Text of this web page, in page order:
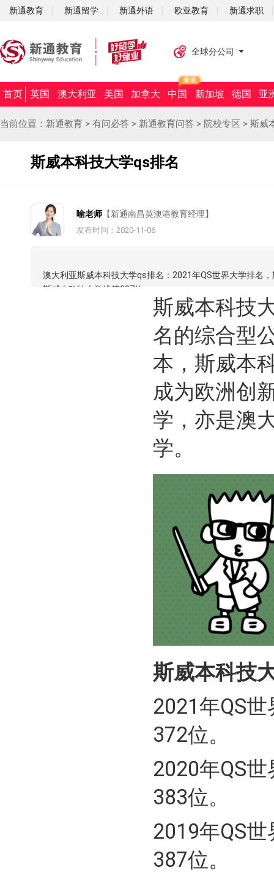
新通教育 新通留学 新通外语 欧亚教育 新通求职
全球分公司
首页 英国 澳大利亚 美国 加拿大 中国 新加坡 德国 亚
当前位置： 新通教育 > 有问必答 > 新通教育问答 > 院校专区 > 斯威
斯威本科技大学qs排名
喻老师 【新通南昌英澳港教育经理】
发布时间：2020-11-06
澳大利亚斯威本科技大学qs排名：2021年QS世界大学排名
斯威本科技大学排第387位。
斯威本科技
名的综合型
本，斯威本
成为欧洲创
学，亦是澳
学。
斯威本科技
2021年QS
372位。
2020年QS
383位。
2019年QS
387位。